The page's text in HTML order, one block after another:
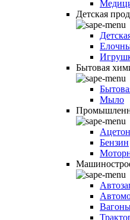
Детская
Бытовая
Мыло
Ацетон
Бензин